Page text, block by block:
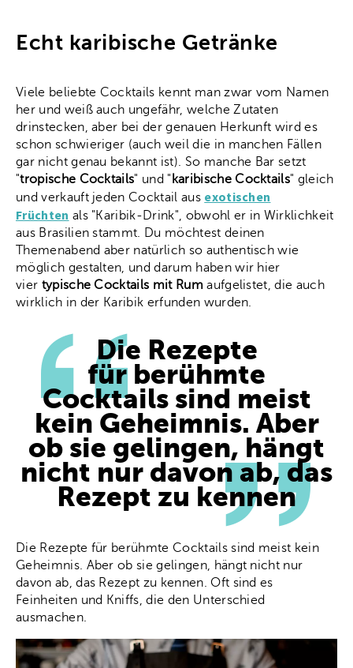
Echt karibische Getränke
Viele beliebte Cocktails kennt man zwar vom Namen
her und weiß auch ungefähr, welche Zutaten
drinstecken, aber bei der genauen Herkunft wird es
schon schwieriger (auch weil die in manchen Fällen
gar nicht genau bekannt ist). So manche Bar setzt
"tropische Cocktails" und " karibische Cocktails" gleich
und verkauft jeden Cocktail aus exotischen
Früchten als "Karibik-Drink", obwohl er in Wirklichkeit
aus Brasilien stammt. Du möchtest deinen
Themenabend aber natürlich so authentisch wie
möglich gestalten, und darum haben wir hier
vier typische Cocktails mit Rumaufgelistet, die auch
wirklich in der Karibik erfunden wurden.
Die Rezepte
für berühmte
Cocktails sind meist
kein Geheimnis. Aber
ob sie gelingen, hängt
nicht nur davon ab, das
Rezept zu kennen
Die Rezepte für berühmte Cocktails sind meist kein
Geheimnis. Aber ob sie gelingen, hängt nicht nur
davon ab, das Rezept zu kennen. Oft sind es
Feinheiten und Kniffs, die den Unterschied
ausmachen.